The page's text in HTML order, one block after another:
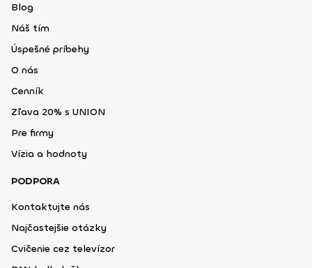
Blog
Náš tím
Úspešné príbehy
O nás
Cenník
Zľava 20% s UNION
Pre firmy
Vízia a hodnoty
PODPORA
Kontaktujte nás
Najčastejšie otázky
Cvičenie cez televízor